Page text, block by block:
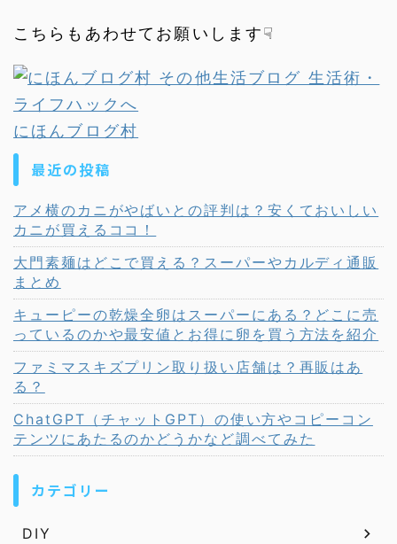
こちらもあわせてお願いします☟
にほんブログ村
最近の投稿
アメ横のカニがやばいとの評判は？安くておいしい
カニが買えるココ！
大門素麺はどこで買える？スーパーやカルディ通販
まとめ
キューピーの乾燥全卵はスーパーにある？どこに売
っているのかや最安値とお得に卵を買う方法を紹介
ファミマスキズプリン取り扱い店舗は？再販はあ
る？
ChatGPT（チャットGPT）の使い方やコピーコン
テンツにあたるのかどうかなど調べてみた
カテゴリー
DIY